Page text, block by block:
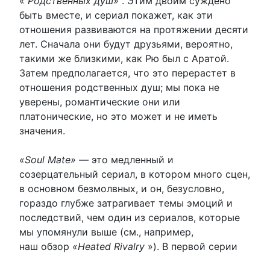
быть вместе, и сериал покажет, как эти
отношения развиваются на протяжении десяти
лет. Сначала они будут друзьями, вероятно,
такими же близкими, как Рю был с Аратой.
Затем предполагается, что это перерастет в
отношения родственных душ; мы пока не
уверены, романтические они или
платонические, но это может и не иметь
значения.
«Soul Mate» — это медленный и
созерцательный сериал, в котором много сцен,
в основном безмолвных, и он, безусловно,
гораздо глубже затрагивает темы эмоций и
последствий, чем один из сериалов, которые
мы упомянули выше (см., например,
наш обзор «Heated Rivalry »). В первой серии